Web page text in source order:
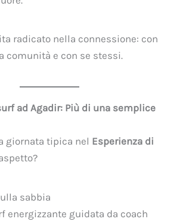
radicato nella connessione: con
comunità e con se stessi.
ad Agadir: Più di una semplice
giornata tipica nel Esperienza di
sabbia
energizzante guidata da coach